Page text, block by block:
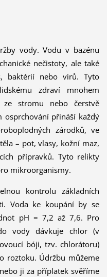
vody. Vodu v bazénu
nečistoty, ale také
baktérií nebo virů. Tyto
zdraví mnohem
ze stromu nebo čerstvě
přináší každý
zárodků, ve
– pot, vlasy, kožní maz,
přípravků. Tyto relikty
mikroorganismy.
kontrolu základních
Voda ke koupání by se
pH = 7,2 až 7,6. Pro
vody dávkuje chlor (v
bóji, tzv. chlorátoru)
roztoku. Údržbu můžeme
ji za příplatek svěříme